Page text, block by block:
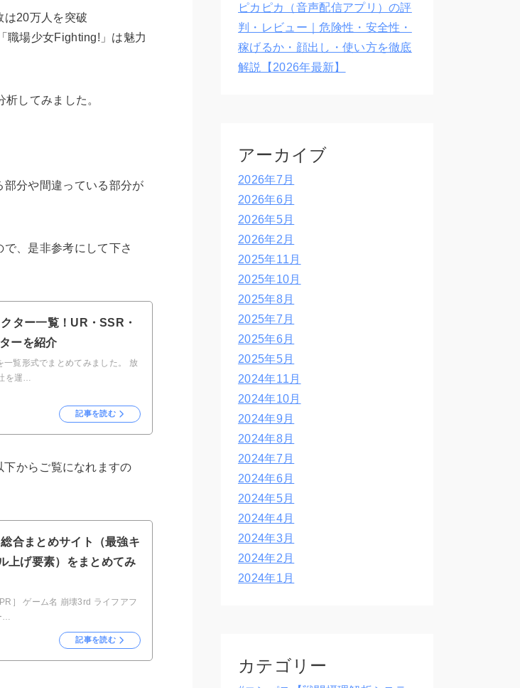
は20万人を突破
職場少女Fighting!」は魅力
してみました。
分や間違っている部分が
、是非参考にして下さ
ター一覧！UR・SSR・
ーを紹介
一覧形式でまとめてみました。 放
を運…
記事を読む
からご覧になれますの
合まとめサイト（最強キ
上げ要素）をまとめてみ
］ ゲーム名 崩壊3rd ライフアフ
…
記事を読む
ピカピカ（音声配信アプリ）の評
判・レビュー｜危険性・安全性・
稼げるか・顔出し・使い方を徹底
解説【2026年最新】
アーカイブ
2026年7月
2026年6月
2026年5月
2026年2月
2025年11月
2025年10月
2025年8月
2025年7月
2025年6月
2025年5月
2024年11月
2024年10月
2024年9月
2024年8月
2024年7月
2024年6月
2024年5月
2024年4月
2024年3月
2024年2月
2024年1月
カテゴリー